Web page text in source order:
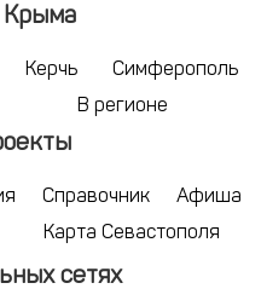
Крыма
Керчь
Симферополь
В регионе
Справочник
Афиша
Карта Севастополя
сетях